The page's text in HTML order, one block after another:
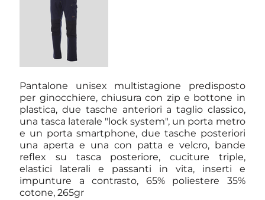
Pantalone unisex multistagione predisposto
per ginocchiere, chiusura con zip e bottone in
plastica, due tasche anteriori a taglio classico,
una tasca laterale "lock system", un porta metro
e un porta smartphone, due tasche posteriori
una aperta e una con patta e velcro, bande
reflex su tasca posteriore, cuciture triple,
elastici laterali e passanti in vita, inserti e
impunture a contrasto, 65% poliestere 35%
cotone, 265gr